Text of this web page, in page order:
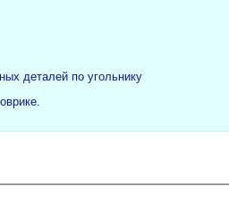
деталей по угольнику